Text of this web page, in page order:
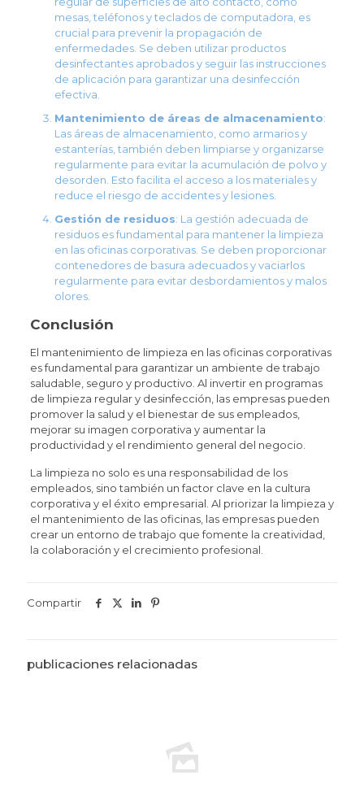
mesas, teléfonos y teclados de computadora, es
crucial para prevenir la propagación de
enfermedades. Se deben utilizar productos
desinfectantes aprobados y seguir las instrucciones
de aplicación para garantizar una desinfección
efectiva.
Mantenimiento de áreas de almacenamiento:
Las áreas de almacenamiento, como armarios y
estanterías, también deben limpiarse y organizarse
regularmente para evitar la acumulación de polvo y
desorden. Esto facilita el acceso a los materiales y
reduce el riesgo de accidentes y lesiones.
Gestión de residuos: La gestión adecuada de
residuos es fundamental para mantener la limpieza
en las oficinas corporativas. Se deben proporcionar
contenedores de basura adecuados y vaciarlos
regularmente para evitar desbordamientos y malos
olores.
Conclusión
El mantenimiento de limpieza en las oficinas corporativas
es fundamental para garantizar un ambiente de trabajo
saludable, seguro y productivo. Al invertir en programas
de limpieza regular y desinfección, las empresas pueden
promover la salud y el bienestar de sus empleados,
mejorar su imagen corporativa y aumentar la
productividad y el rendimiento general del negocio.
La limpieza no solo es una responsabilidad de los
empleados, sino también un factor clave en la cultura
corporativa y el éxito empresarial. Al priorizar la limpieza y
el mantenimiento de las oficinas, las empresas pueden
crear un entorno de trabajo que fomente la creatividad,
la colaboración y el crecimiento profesional.
Compartir
publicaciones relacionadas